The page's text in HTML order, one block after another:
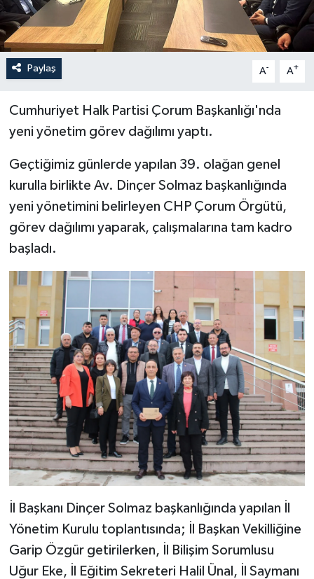
Paylaş A- A+
Cumhuriyet Halk Partisi Çorum Başkanlığı'nda
yeni yönetim görev dağılımı yaptı.
Geçtiğimiz günlerde yapılan 39. olağan genel
kurulla birlikte Av. Dinçer Solmaz başkanlığında
yeni yönetimini belirleyen CHP Çorum Örgütü,
görev dağılımı yaparak, çalışmalarına tam kadro
başladı.
İl Başkanı Dinçer Solmaz başkanlığında yapılan İl
Yönetim Kurulu toplantısında; İl Başkan Vekilliğine
Garip Özgür getirilerken, İl Bilişim Sorumlusu
Uğur Eke, İl Eğitim Sekreteri Halil Ünal, İl Saymanı
İLÇELER
OTOPARK